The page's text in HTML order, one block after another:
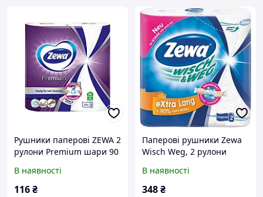
Рушники паперові ZEWA 2
рулони Premium шари 90
В наявності
116₴
Паперові рушники Zewa
Wisch Weg, 2 рулони
В наявності
348₴